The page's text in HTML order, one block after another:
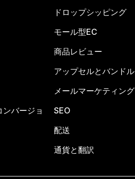
バージョ
ドロップシッピング
モール型EC
商品レビュー
アップセルとバンドル
メールマーケティング
SEO
配送
通貨と翻訳